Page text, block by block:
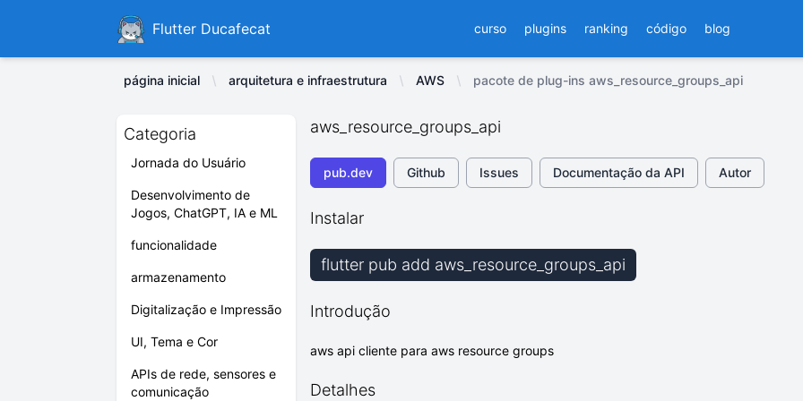
DucafecatFlutter Ducafecat curso plugins ranking código blog
página inicial arquitetura e infraestrutura AWS pacote de plug-ins aws_resource_groups_api
Categoria
Jornada do Usuário
Desenvolvimento de
Jogos, ChatGPT, IA e ML
funcionalidade
armazenamento
Digitalização e Impressão
UI, Tema e Cor
APIs de rede, sensores e
comunicação
aws_resource_groups_api
pub.dev Github Issues Documentação da API Autor
Instalar
flutter pub add aws_resource_groups_api
Introdução
aws api cliente para aws resource groups
Detalhes